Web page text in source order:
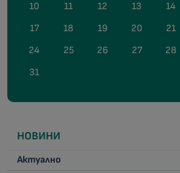
10
11 12 13 14
17
18 19 20 21
24
25 26 27 28
31
НОВИНИ
Актуално